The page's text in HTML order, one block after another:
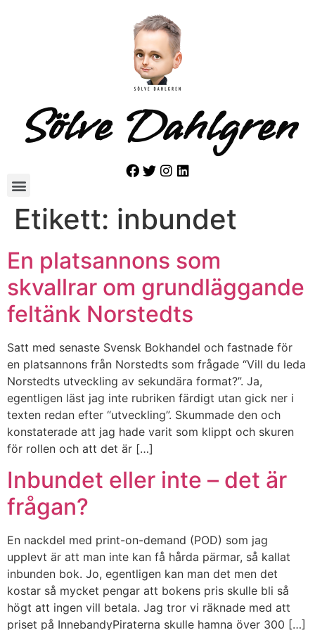
Sölve Dahlgren
Etikett: inbundet
En platsannons som
skvallrar om grundläggande
feltänk Norstedts
Satt med senaste Svensk Bokhandel och fastnade för
en platsannons från Norstedts som frågade “Vill du leda
Norstedts utveckling av sekundära format?”. Ja,
egentligen läst jag inte rubriken färdigt utan gick ner i
texten redan efter “utveckling”. Skummade den och
konstaterade att jag hade varit som klippt och skuren
för rollen och att det är […]
Inbundet eller inte – det är
frågan?
En nackdel med print-on-demand (POD) som jag
upplevt är att man inte kan få hårda pärmar, så kallat
inbunden bok. Jo, egentligen kan man det men det
kostar så mycket pengar att bokens pris skulle bli så
högt att ingen vill betala. Jag tror vi räknade med att
priset på InnebandyPiraterna skulle hamna över 300 […]